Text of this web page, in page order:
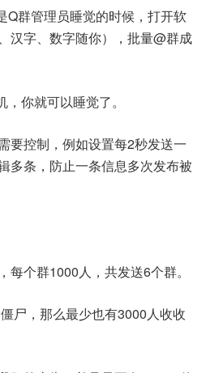
Q群管理员睡觉的时候，打开软
汉字、数字随你），批量@群成
你就可以睡觉了。
要控制，例如设置每2秒发送一
多条，防止一条信息多次发布被
个群1000人，共发送6个群。
尸，那么最少也有3000人收收